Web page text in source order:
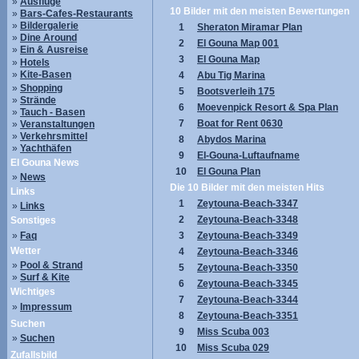
» Bars-Cafes-Restaurants
» Bildergalerie
» Dine Around
» Ein & Ausreise
» Hotels
» Kite-Basen
» Shopping
» Strände
» Tauch - Basen
» Veranstaltungen
» Verkehrsmittel
» Yachthäfen
El Gouna News
» News
Links
» Links
Sonstiges
» Faq
Wetter
» Pool & Strand
» Surf & Kite
Wichtiges
» Impressum
Suchen
» Suchen
Zufallsbild
10 Bilder mit den meisten Bewertungen
1
Sheraton Miramar Plan
2
El Gouna Map 001
3
El Gouna Map
4
Abu Tig Marina
5
Bootsverleih 175
6
Moevenpick Resort & Spa Plan
7
Boat for Rent 0630
8
Abydos Marina
9
El-Gouna-Luftaufname
10
El Gouna Plan
Die 10 Bilder mit den meisten Hits
1
Zeytouna-Beach-3347
2
Zeytouna-Beach-3348
3
Zeytouna-Beach-3349
4
Zeytouna-Beach-3346
5
Zeytouna-Beach-3350
6
Zeytouna-Beach-3345
7
Zeytouna-Beach-3344
8
Zeytouna-Beach-3351
9
Miss Scuba 003
10
Miss Scuba 029